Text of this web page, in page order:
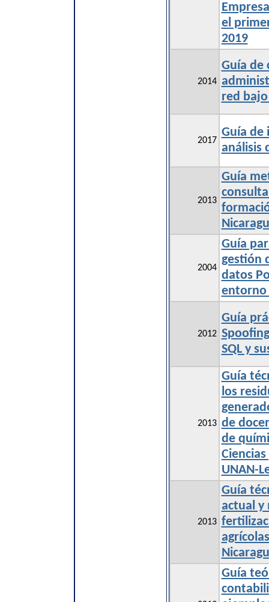
el
2019
2014
Guía de
red
2017
Guía de
análisis
2013
Guía
2004
Guía
gestión
datos
entorno
2012
Guía
SQL y
2013
Guía
los
de
de
UNAN-
2013
Guía
actual y
Guía